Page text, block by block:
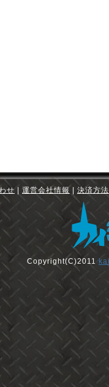
せ 運営会社情報 決済方
Copyright(C)2011